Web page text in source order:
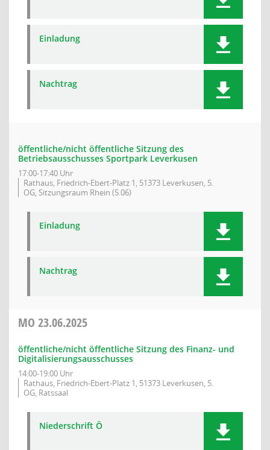
Einladung
Nachtrag
öffentliche/nicht öffentliche Sitzung des
Betriebsausschusses Sportpark Leverkusen
17:00-17:40 Uhr
Rathaus, Friedrich-Ebert-Platz 1, 51373 Leverkusen, 5.
OG, Sitzungsraum Rhein (5.06)
Einladung
Nachtrag
MO 23.06.2025
öffentliche/nicht öffentliche Sitzung des Finanz- und
Digitalisierungsausschusses
14:00-19:00 Uhr
Rathaus, Friedrich-Ebert-Platz 1, 51373 Leverkusen, 5.
OG, Ratssaal
Niederschrift Ö